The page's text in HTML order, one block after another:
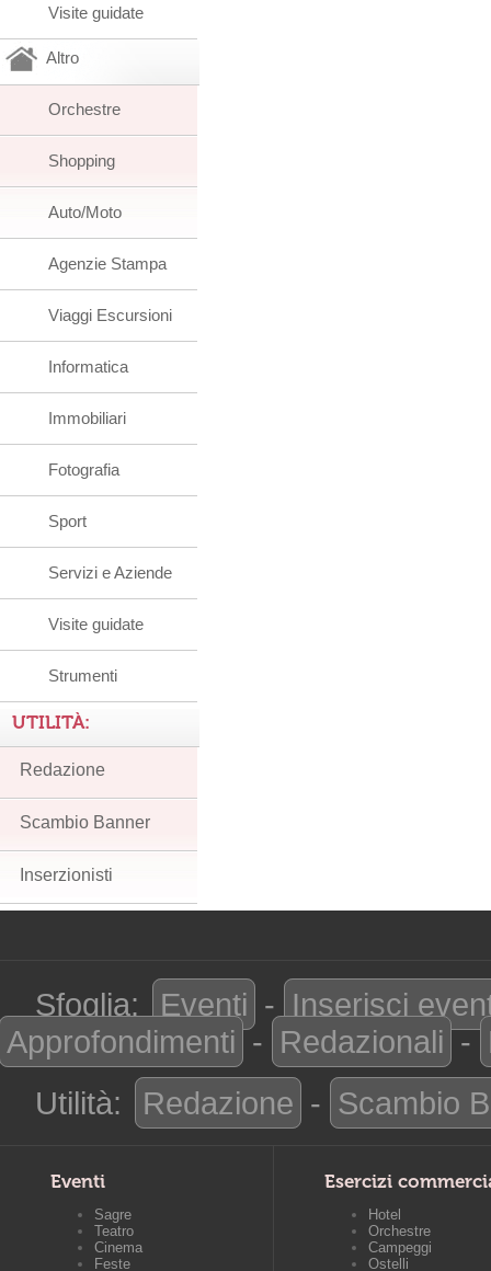
Visite guidate
Altro
Orchestre
Shopping
Auto/Moto
Agenzie Stampa
Viaggi Escursioni
Informatica
Immobiliari
Fotografia
Sport
Servizi e Aziende
Visite guidate
Strumenti
UTILITÀ:
Redazione
Scambio Banner
Inserzionisti
Sfoglia: Eventi - Inserisci
Approfondimenti - Redazionali -
Utilità:
Redazione - Scambio
Eventi
Sagre
Teatro
Cinema
Feste
Esercizi
Hotel
Orchestre
Campeggi
Ostelli